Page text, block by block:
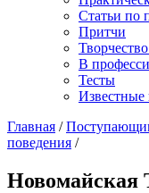
Статьи по
Притчи
В
Тесты
Известные
Главная /
поведения /
Новомайская